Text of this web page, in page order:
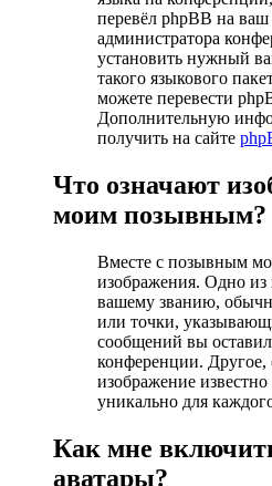
перевёл phpBB на
администратора
установить нужный
такого языкового
можете перевести
Дополнительную
получить на сайте
Что означают
моим позывным?
Вместе с позывным
изображения. Одно из
вашему званию,
или точки,
сообщений вы
конференции. Другое,
изображение
уникально для
Как мне
аватары?